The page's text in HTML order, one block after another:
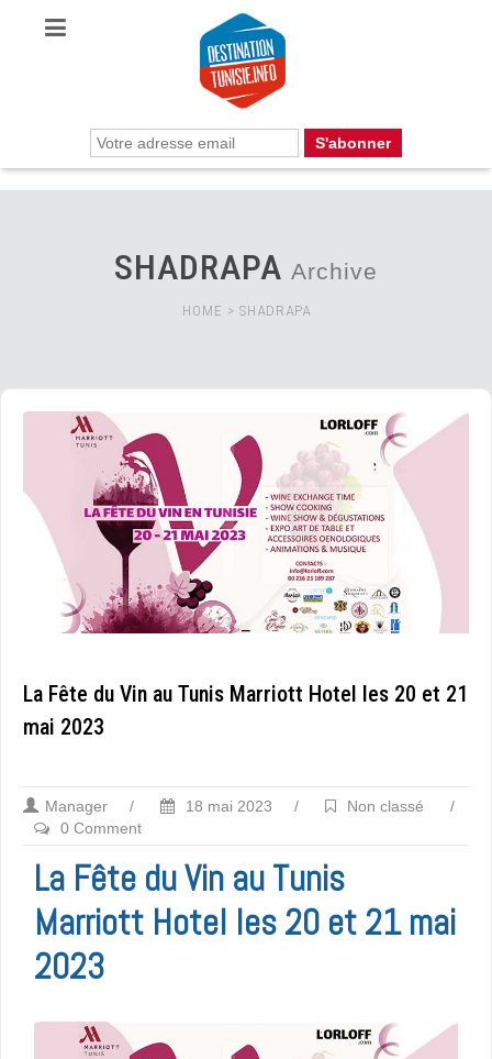
SHADRAPA Archive
HOME > SHADRAPA
La Fête du Vin au Tunis Marriott Hotel les 20 et 21
mai 2023
Manager / 18 mai 2023 / Non classé
/
0 Comment
La Fête du Vin au Tunis
Marriott Hotel les 20 et 21 mai
2023